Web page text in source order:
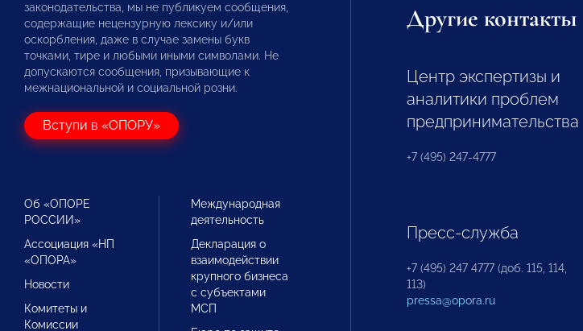
законодательства, мы не публикуем сообщения,
содержащие нецензурную лексику и/или
оскорбления, даже в случае замены букв
точками, тире и любыми иными символами. Не
допускаются сообщения, призывающие к
межнациональной и социальной розни.
Вступи в «ОПОРУ»
Об «ОПОРЕ
РОССИИ»
Ассоциация «НП
«ОПОРА»
Новости
Комитеты и
Комиссии
Международная
деятельность
Декларация о
взаимодействии
крупного бизнеса
с субъектами
МСП
Другие контакты
Центр экспертизы и
аналитики проблем
предпринимательства
+7 (495) 247-4777
Пресс-служба
+7 (495) 247 4777 (доб. 115, 114,
113)
pressa@opora.ru